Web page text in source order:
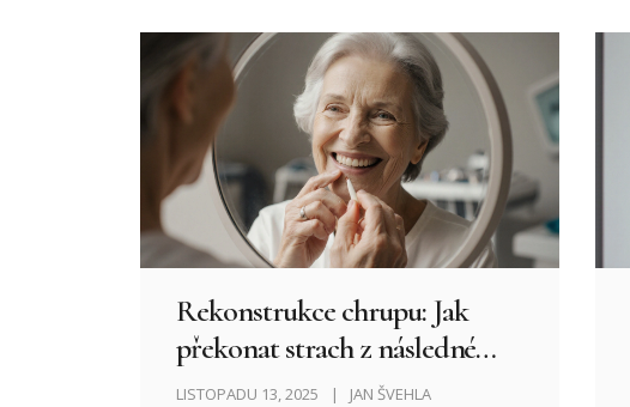
Rekonstrukce chrupu: Jak
překonat strach z následné
péče
LISTOPADU 13, 2025 JAN ŠVEHLA